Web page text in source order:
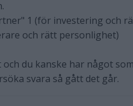
1 (för investering och
och rätt personlighet)
du kanske har något
svara så gått det går.